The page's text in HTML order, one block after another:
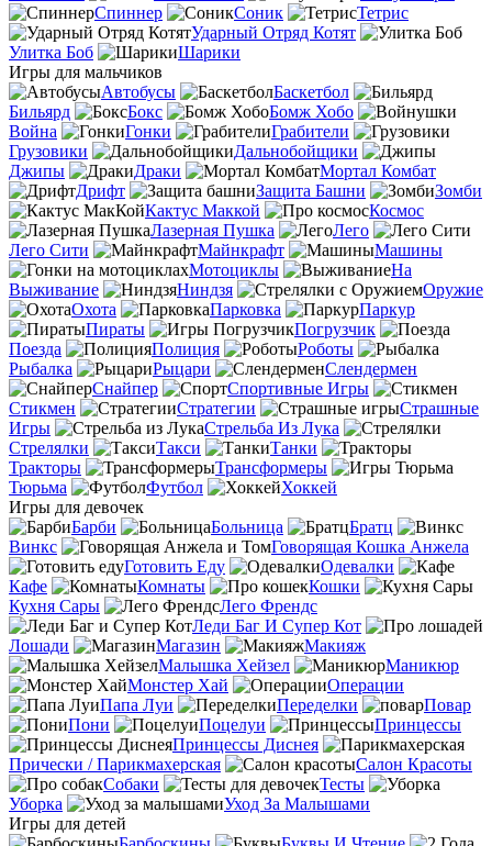
Спиннер
Соник
Тетрис
Ударный Отряд Котят
Улитка Боб
Шарики
Игры для мальчиков
Автобусы
Баскетбол
Бильярд
Бокс
Бомж Хобо
Война
Гонки
Грабители
Грузовики
Дальнобойщики
Джипы
Драки
Мортал Комбат
Дрифт
Защита Башни
Зомби
Кактус Маккой
Космос
Лазерная Пушка
Лего
Лего Сити
Майнкрафт
Машины
Мотоциклы
На
Выживание
Ниндзя
Оружие
Охота
Парковка
Паркур
Пираты
Погрузчик
Поезда
Полиция
Роботы
Рыбалка
Рыцари
Слендермен
Снайпер
Спортивные Игры
Стикмен
Стратегии
Страшные
Игры
Стрельба Из Лука
Стрелялки
Такси
Танки
Тракторы
Трансформеры
Тюрьма
Футбол
Хоккей
Игры для девочек
Барби
Больница
Братц
Винкс
Говорящая Кошка Анжела
Готовить Еду
Одевалки
Кафе
Комнаты
Кошки
Кухня Сары
Лего Френдс
Леди Баг И Супер Кот
Лошади
Магазин
Макияж
Малышка Хейзел
Маникюр
Монстер Хай
Операции
Папа Луи
Переделки
Повар
Пони
Поцелуи
Принцессы
Принцессы Диснея
Прически / Парикмахерская
Салон Красоты
Собаки
Тесты
Уборка
Уход За Малышами
Игры для детей